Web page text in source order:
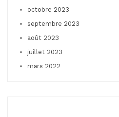
octobre 2023
septembre 2023
août 2023
juillet 2023
mars 2022